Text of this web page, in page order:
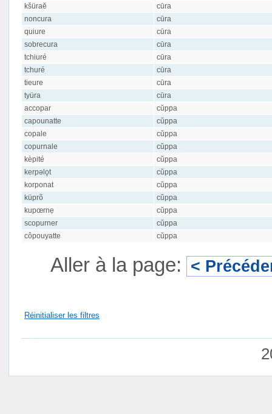
kšüraĕ
cūra
noncura
cūra
quiure
cūra
sobrecura
cūra
tchiuré
cūra
tchuré
cūra
tieure
cūra
tyüra
cūra
accopar
cŭppa
capounatte
cŭppa
copale
cŭppa
copurnale
cŭppa
kèpité
cŭppa
kerpəlǫt
cŭppa
korponat
cŭppa
küprõ
cŭppa
kupœrnẹ
cŭppa
scopurner
cŭppa
côpouyatte
cŭppa
Aller à la page: <
Réinitialiser les filtres